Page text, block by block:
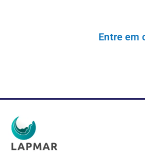
Entre em